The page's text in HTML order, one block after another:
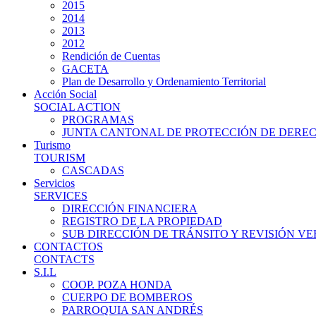
2015
2014
2013
2012
Rendición de Cuentas
GACETA
Plan de Desarrollo y Ordenamiento Territorial
Acción Social
SOCIAL ACTION
PROGRAMAS
JUNTA CANTONAL DE PROTECCIÓN DE
Turismo
TOURISM
CASCADAS
Servicios
SERVICES
DIRECCIÓN FINANCIERA
REGISTRO DE LA PROPIEDAD
SUB DIRECCIÓN DE TRÁNSITO Y REVISIÓN
CONTACTOS
CONTACTS
S.I.L
COOP. POZA HONDA
CUERPO DE BOMBEROS
PARROQUIA SAN ANDRÉS